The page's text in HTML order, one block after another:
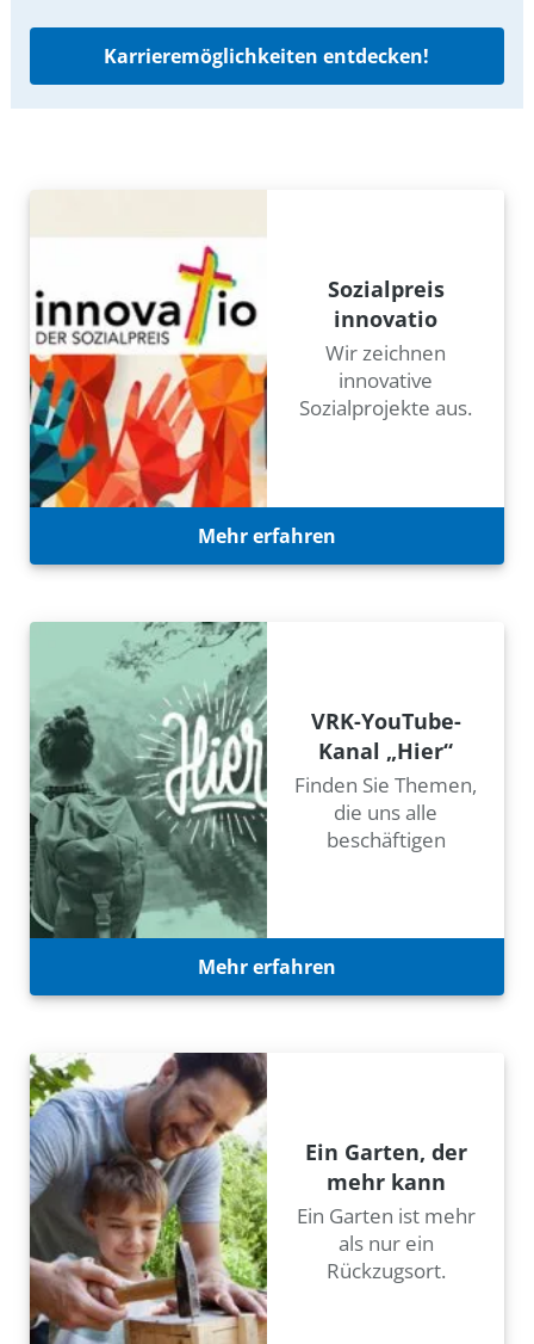
Karrieremöglichkeiten entdecken!
Sozialpreis
innovatio
Wir zeichnen
innovative
Sozialprojekte aus.
Mehr erfahren
VRK-YouTube-
Kanal „Hier“
Finden Sie Themen,
die uns alle
beschäftigen
Mehr erfahren
Ein Garten, der
mehr kann
Ein Garten ist mehr
als nur ein
Rückzugsort.